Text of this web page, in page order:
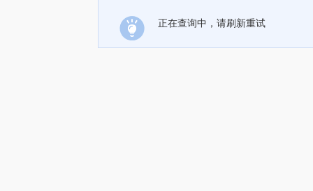
正在查询中，请刷新重试